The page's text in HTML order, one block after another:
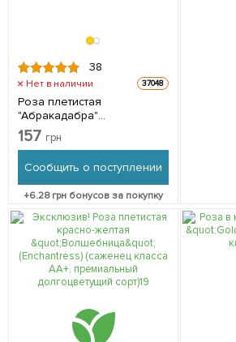
38
Нет в наличии 37048
Роза плетистая
"Абракадабра"
(Abracadabra®) (саженец
класса АА+) высший сорт 1
157 грн
Сообщить о поступлении
+6.28грн бонусов за покупку